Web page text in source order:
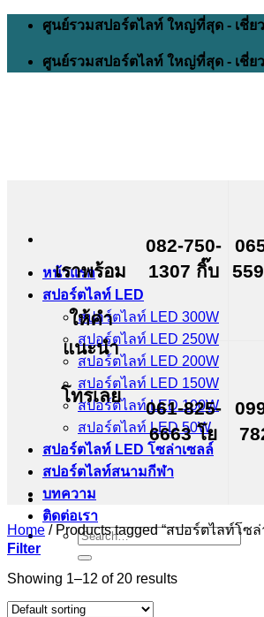
Skip
ศูนย์รวมสปอร์ตไลท์ ใหญ่ที่สุด - เชี่
ศูนย์รวมสปอร์ตไลท์ ใหญ่ที่สุด - เชี่
หน้าแรก
สปอร์ตไลท์ LED
สปอร์ตไลท์ LED 300W
สปอร์ตไลท์ LED 250W
สปอร์ตไลท์ LED 200W
สปอร์ตไลท์ LED 150W
สปอร์ตไลท์ LED 100W
สปอร์ตไลท์ LED 50W
สปอร์ตไลท์ LED โซล่าเซลล์
สปอร์ตไลท์สนามกีฬา
บทความ
ติดต่อเรา
Search
for:
เราพร้อม
ให้คำ
แนะนำ
โทรเลย
082-750-
1307 กิ๊บ
061-825-
6663 โย
Home /Products tagged “สปอร์ตไลท์โซล่
Filter
Showing 1–12 of 20 results